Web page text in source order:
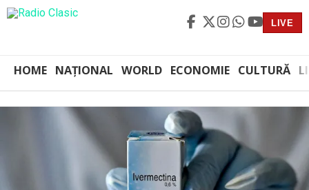
LIVE
HOME NAȚIONAL WORLD ECONOMIE CULTURĂ